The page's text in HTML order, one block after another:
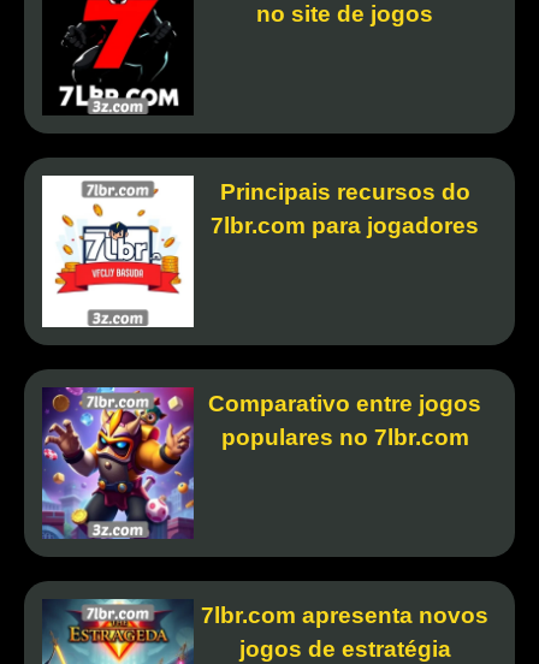
no site de jogos
Principais recursos do
7lbr.com para jogadores
Comparativo entre jogos
populares no 7lbr.com
7lbr.com apresenta novos
jogos de estratégia